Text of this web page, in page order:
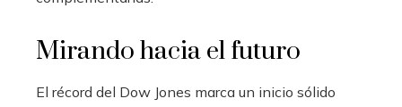
Mirando hacia el futuro
El récord del Dow Jones marca un inicio sólido